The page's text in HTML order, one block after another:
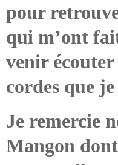
pour
qui m’ont
venir
cordes que
Je remercie
Mangon